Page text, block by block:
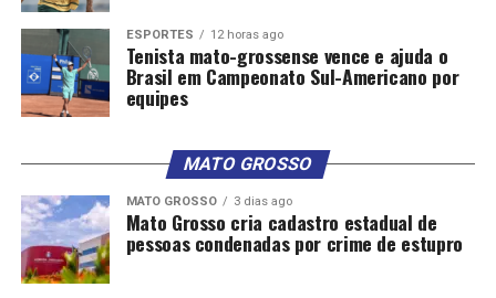
ESPORTES 12 horas ago
Tenista mato-grossense vence e ajuda o
Brasil em Campeonato Sul-Americano por
equipes
MATO GROSSO
MATO GROSSO 3 dias ago
Mato Grosso cria cadastro estadual de
pessoas condenadas por crime de estupro